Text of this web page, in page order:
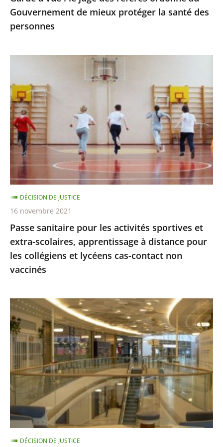
protéger
la
des
Gouvernement de mieux protéger la santé des
personnes
pour
les
activités
sportives
et
extra-
scolaires,
apprentissage
à
distance
pour
les
collégiens
et
cas-
contact
non
vaccinés
Passe sanitaire pour les activités sportives et
extra-scolaires, apprentissage à distance pour
les collégiens et lycéens cas-contact non
vaccinés
DÉCISION DE JUSTICE
16 novembre 2021
Centres
commerciaux
des
Alpes-
Maritimes
:
le
Conseil
d'État
ne
suspend
DÉCISION DE JUSTICE